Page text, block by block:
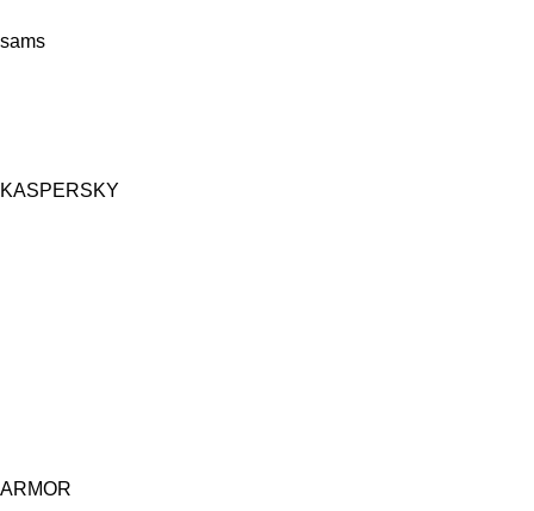
sams
KASPERSKY
ARMOR